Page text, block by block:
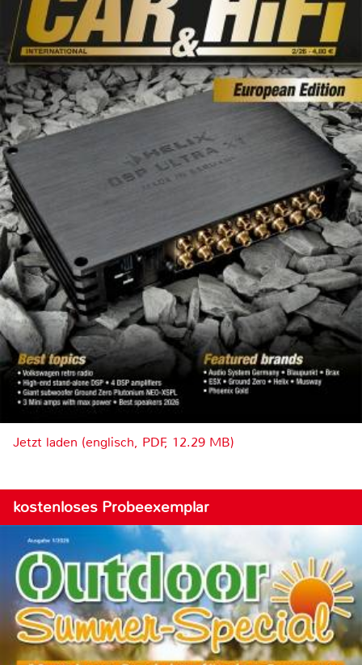
Jetzt laden (englisch, PDF, 12.29 MB)
kostenloses Probeexemplar